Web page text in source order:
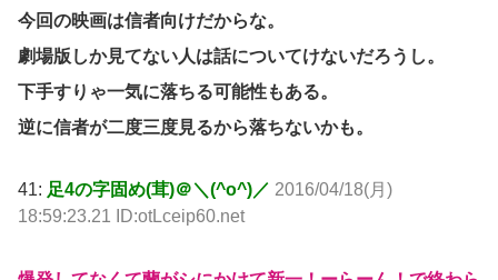
今回の映画は信者向けだからな。
劇場版しか見てない人は話についてけないだろうし。
下手すりゃ一気に落ちる可能性もある。
逆に信者が二度三度見るから落ちないかも。
41: 足4の字固め(茸)＠＼(^o^)／ 2016/04/18(月)
18:59:23.21 ID:otLceip60.net